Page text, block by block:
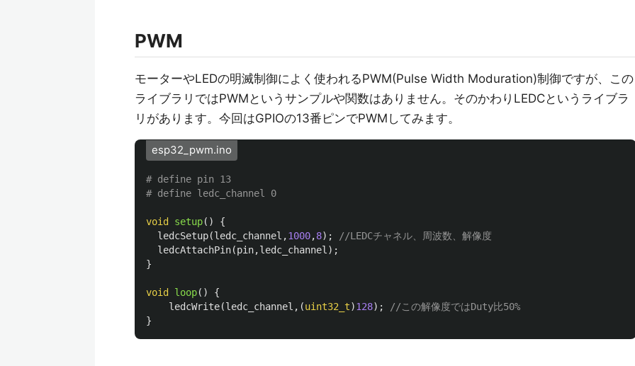
PWM
モーターやLEDの明滅制御によく使われるPWM(Pulse Width Moduration)制御ですが、この
ライブラリではPWMというサンプルや関数はありません。そのかわりLEDCというライブラ
リがあります。今回はGPIOの13番ピンでPWMしてみます。
esp32_pwm.ino
# define pin 13
void setup()
{
ledcSetup(ledc_channel ,1000,8);
//LEDCチャネル、周波数、解像度
ledcAttachPin(pin,ledc_channel );
}
void loop()
{
ledcWrite(ledc_channel ,(uint32_t)128);
//この解像度ではDuty比50%
}